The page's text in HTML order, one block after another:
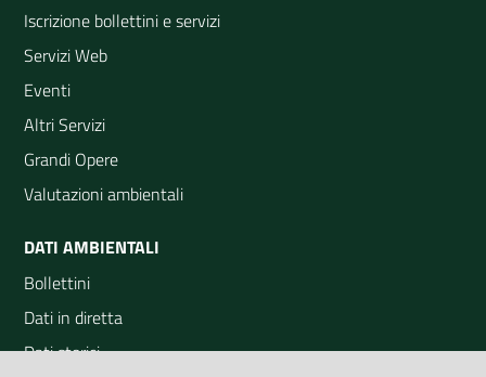
Iscrizione bollettini e servizi
Servizi Web
Eventi
Altri Servizi
Grandi Opere
Valutazioni ambientali
DATI AMBIENTALI
Bollettini
Dati in diretta
Dati storici